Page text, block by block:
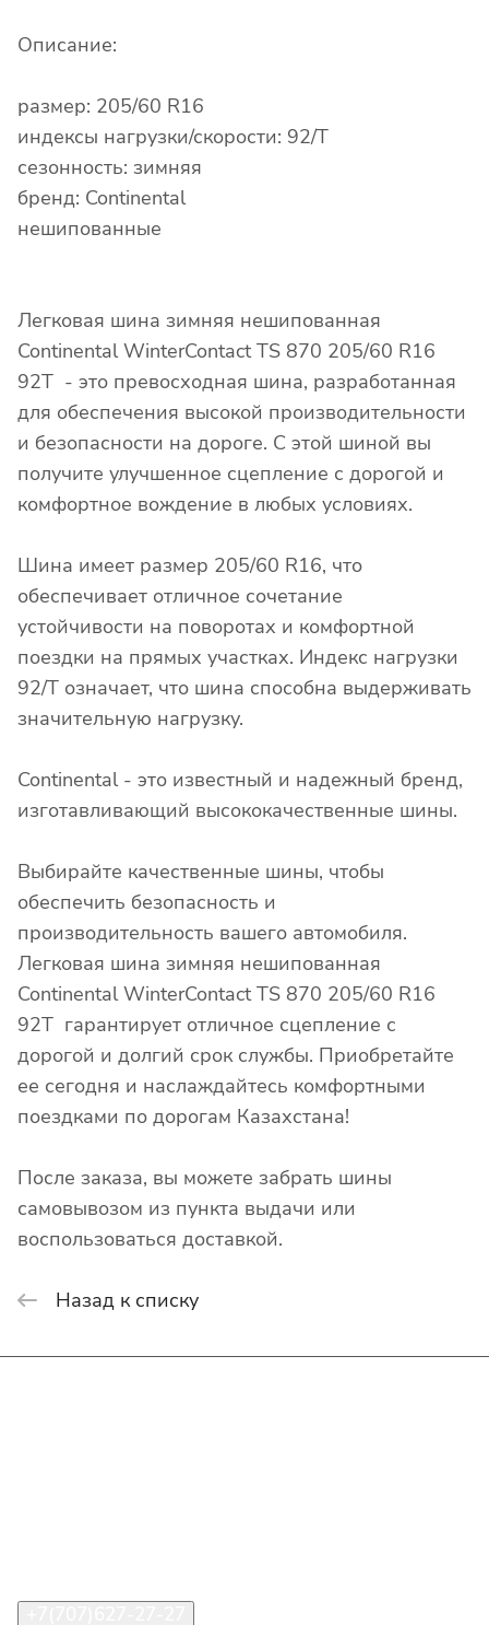
Описание:
размер: 205/60 R16
индексы нагрузки/скорости: 92/T
сезонность: зимняя
бренд: Continental
нешипованные
Легковая шина зимняя нешипованная
Continental WinterContact TS 870 205/60 R16
92T - это превосходная шина, разработанная
для обеспечения высокой производительности
и безопасности на дороге. С этой шиной вы
получите улучшенное сцепление с дорогой и
комфортное вождение в любых условиях.
Шина имеет размер 205/60 R16, что
обеспечивает отличное сочетание
устойчивости на поворотах и комфортной
поездки на прямых участках. Индекс нагрузки
92/T означает, что шина способна выдерживать
значительную нагрузку.
Continental - это известный и надежный бренд,
изготавливающий высококачественные шины.
Выбирайте качественные шины, чтобы
обеспечить безопасность и
производительность вашего автомобиля.
Легковая шина зимняя нешипованная
Continental WinterContact TS 870 205/60 R16
92T гарантирует отличное сцепление с
дорогой и долгий срок службы. Приобретайте
ее сегодня и наслаждайтесь комфортными
поездками по дорогам Казахстана!
После заказа, вы можете забрать шины
самовывозом из пункта выдачи или
воспользоваться доставкой.
Назад к списку